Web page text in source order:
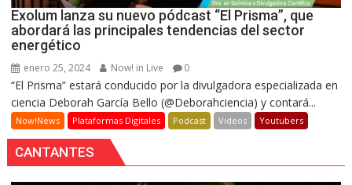
Exolum lanza su nuevo pódcast “El Prisma”, que
abordará las principales tendencias del sector
energético
enero 25, 2024 Now! in Live 0
“El Prisma” estará conducido por la divulgadora especializada en
ciencia Deborah García Bello (@Deborahciencia) y contará...
Now!News Plataformas Digitales Podcast Videos Youtubers
CANTANTES